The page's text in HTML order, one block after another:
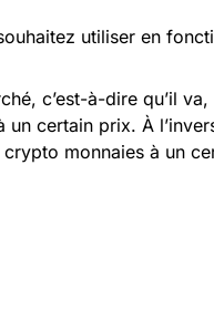
utiliser en
c’est-à-dire qu’il
certain prix. À
monnaies à un